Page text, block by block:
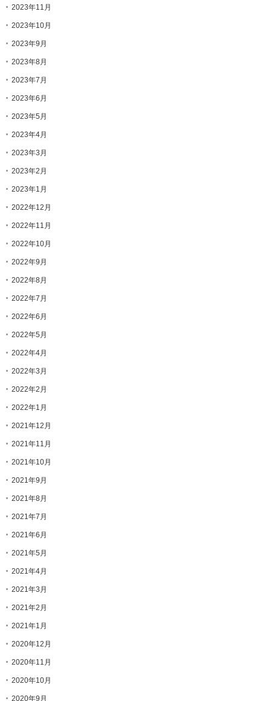
2023年11月
2023年10月
2023年9月
2023年8月
2023年7月
2023年6月
2023年5月
2023年4月
2023年3月
2023年2月
2023年1月
2022年12月
2022年11月
2022年10月
2022年9月
2022年8月
2022年7月
2022年6月
2022年5月
2022年4月
2022年3月
2022年2月
2022年1月
2021年12月
2021年11月
2021年10月
2021年9月
2021年8月
2021年7月
2021年6月
2021年5月
2021年4月
2021年3月
2021年2月
2021年1月
2020年12月
2020年11月
2020年10月
2020年9月